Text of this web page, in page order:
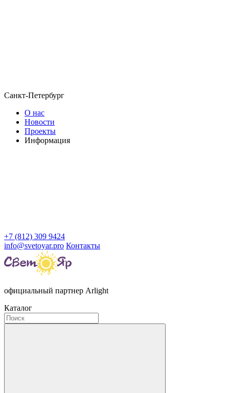
Санкт-Петербург
О нас
Новости
Проекты
Информация
+7 (812) 309 9424
info@svetoyar.pro Контакты
официальный партнер Arlight
Каталог